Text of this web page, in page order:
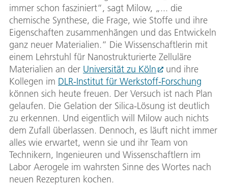
immer schon fasziniert“, sagt Milow, „... die
chemische Synthese, die Frage, wie Stoffe und ihre
Eigenschaften zusammenhängen und das Entwickeln
ganz neuer Materialien.“ Die Wissenschaftlerin mit
einem Lehrstuhl für Nanostrukturierte Zelluläre
Materialien an der Universität zu Köln
und ihre
Kollegen im DLR-Institut für Werkstoff-Forschung
können sich heute freuen. Der Versuch ist nach Plan
gelaufen. Die Gelation der Silica-Lösung ist deutlich
zu erkennen. Und eigentlich will Milow auch nichts
dem Zufall überlassen. Dennoch, es läuft nicht immer
alles wie erwartet, wenn sie und ihr Team von
Technikern, Ingenieuren und Wissenschaftlern im
Labor Aerogele im wahrsten Sinne des Wortes nach
neuen Rezepturen kochen.